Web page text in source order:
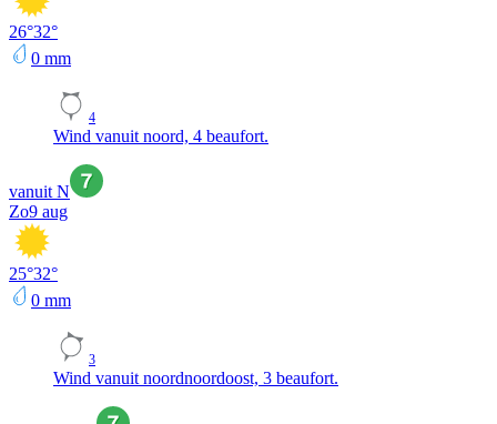
26°32°
0 mm
4
Wind vanuit noord, 4 beaufort.
vanuit N
Zo9 aug
25°32°
0 mm
3
Wind vanuit noordnoordoost, 3 beaufort.